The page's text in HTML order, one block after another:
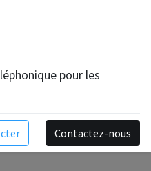
pour les
Contactez-nous